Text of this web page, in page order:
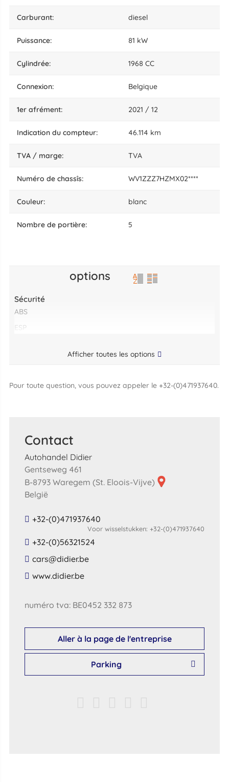
carburant: diesel
puissance: 81 kW
cylindrée: 1968 CC
connexion: Belgique
1er afrément: 2021 / 12
indication du compteur: 46.114 km
TVA / marge: TVA
numéro de chassîs: WV1ZZZ7HZMX02****
couleur: blanc
nombre de portière: 5
options
Sécurité
ABS
ESP
Afficher toutes les options
Pour toute question, vous pouvez appeler le +32-(0)471937640.
Contact
Autohandel Didier
Gentseweg 461
B-8793 Waregem (St. Eloois-Vijve)
België
+32-(0)471937640
Voor wisselstukken: +32-(0)471937640
+32-(0)56321524
​cars​@​didier​.​be​
​www​.​didier​.​be​
numéro tva: BE0452 332 873
Aller à la page de l'entreprise
Parking